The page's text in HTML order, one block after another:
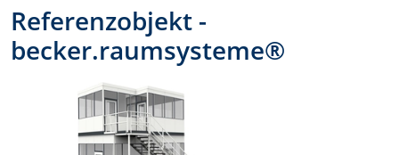
Referenzobjekt -
becker.raumsysteme®